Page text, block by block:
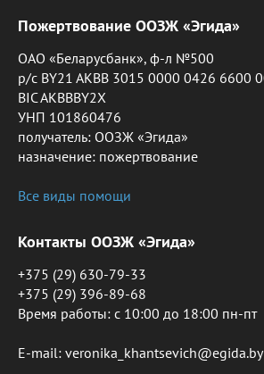
Пожертвование ООЗЖ «Эгида»
ОАО «Беларусбанк», ф-л №500
р/с BY21 AKBB 3015 0000 0426 6600
BIC AKBBBY2X
УНП 101860476
получатель: ООЗЖ «Эгида»
назначение: пожертвование
Все виды помощи
Контакты ООЗЖ «Эгида»
+375 (29) 630-79-33
+375 (29) 396-89-68
Время работы: c 10:00 до 18:00 пн-пт
E-mail: veronika_khantsevich@egida.by